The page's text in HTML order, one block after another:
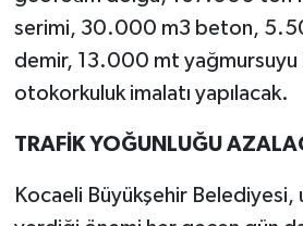
serimi, 30.000 m3 beton,
demir, 13.000 mt yağmursuyu
otokorkuluk imalatı yapılacak.
TRAFİK YOĞUNLUĞU
Kocaeli Büyükşehir Belediyesi,